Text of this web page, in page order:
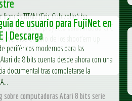
TITAN (Eric Cubizolle) ha
un nuevo proyecto para Amstrad CPC
en uno de los shoot’em up
de usuario para FujiNet en
| Descarga
periféricos modernos para las
de 8 bits cuenta desde ahora con una
documental tras completarse la
sobre computadoras Atari 8 bits serie